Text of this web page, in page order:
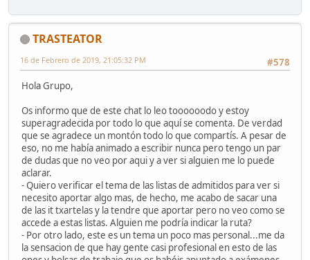
TRASTEATOR
#578
16 de Febrero de 2019, 21:05:32 PM
Hola Grupo,
Os informo que de este chat lo leo toooooodo y estoy
superagradecida por todo lo que aquí se comenta. De verdad
que se agradece un montón todo lo que compartís. A pesar de
eso, no me había animado a escribir nunca pero tengo un par
de dudas que no veo por aqui y a ver si alguien me lo puede
aclarar.
- Quiero verificar el tema de las listas de admitidos para ver si
necesito aportar algo mas, de hecho, me acabo de sacar una
de las it txartelas y la tendre que aportar pero no veo como se
accede a estas listas. Alguien me podría indicar la ruta?
- Por otro lado, este es un tema un poco mas personal...me da
la sensacion de que hay gente casi profesional en esto de las